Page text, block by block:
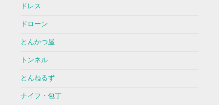
ドレス
ドローン
とんかつ屋
トンネル
とんねるず
ナイフ・包丁